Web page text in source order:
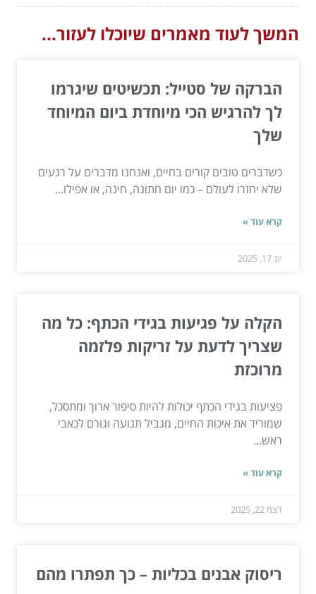
המשך לעוד מאמרים שיוכלו לעזור...
הברקה של סטייל: תכשיטים שיגרמו
לך להרגיש הכי מיוחדת ביום המיוחד
שלך
כשדברים טובים קורים בחיים, ואנחנו מדברים על רגעים
שלא יחזרו לעולם – כמו יום חתונה, חינה, או אפילו...
קרא עוד »
יונ 17, 2025
הקלה על פגיעות בגידי הכתף: כל מה
שצריך לדעת על זריקות פלזמה
מרוכזת
פציעות בגידי הכתף יכולות להיות סיפור ארוך ומתסכל,
שמוריד את איכות החיים, מגביל תנועה וגורם לכאבי
ראש...
קרא עוד »
דצמ 22, 2025
ריסוק אבנים בכליות – כך תפתרו מהם